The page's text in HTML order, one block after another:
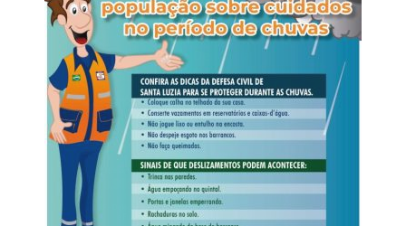
Na ocasião, a equipe da Polícia Rodoviária Federal
apreendeu os aparelhos celulares que estavam com os
suspeitos, e o material foi encaminhado à Derf de
Rondonópolis para as providências cabíveis.
A partir da análise do conteúdo extraído dos celulares, os
policiais identificaram a existência de uma célula de
facção com atuação em diversos municípios de Mato